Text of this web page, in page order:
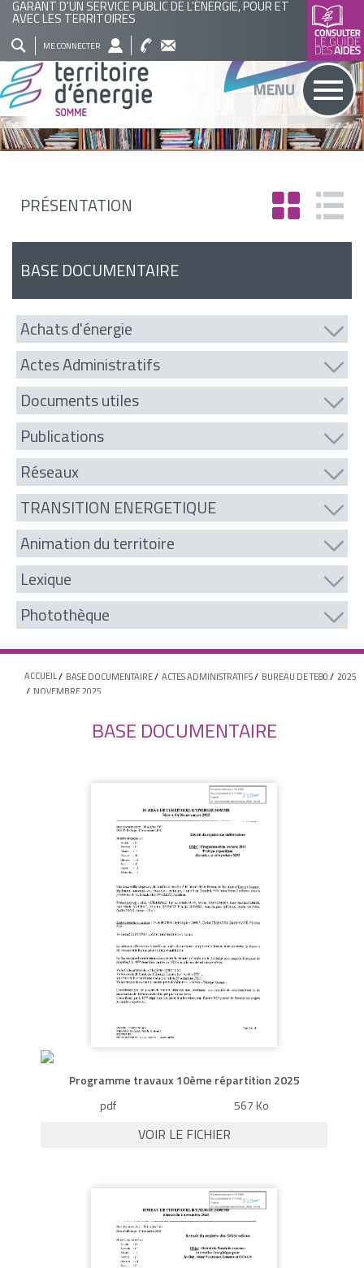
GARANT D'UN SERVICE PUBLIC DE L'ÉNERGIE, POUR ET
AVEC LES TERRITOIRES
ME CONNECTER
RECHERCHER MENU
PRÉSENTATION
BASE DOCUMENTAIRE
Achats d'énergie
Actes Administratifs
Documents utiles
Publications
Réseaux
TRANSITION ENERGETIQUE
Animation du territoire
Lexique
Photothèque
ACCUEIL BASE DOCUMENTAIRE ACTES ADMINISTRATIFS BUREAU DE TE80
2025
NOVEMBRE 2025
BASE DOCUMENTAIRE
Programme travaux 10ème répartition 2025
pdf
567 Ko
VOIR LE FICHIER
QUI
SOMMES
NOUS
?
NOS
ACTIONS
ACTUALITÉS
AGENDA
BASE
DOCUMENTAIRE